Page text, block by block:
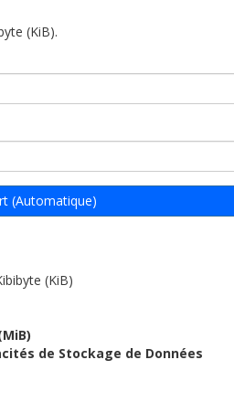
(KiB).
(Automatique)
(KiB)
de Stockage de Données